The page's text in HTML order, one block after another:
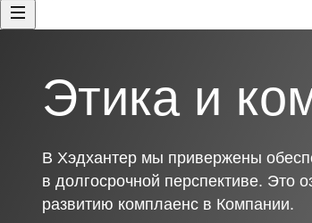
Этика и
В Хэдхантер мы привержены
в долгосрочной перспективе. Это
развитию комплаенс в Компании.